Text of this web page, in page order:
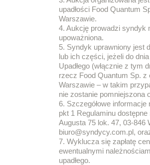
upadłości Food Quantum
Warszawie.
4. Aukcję prowadzi syndyk
upoważniona.
5. Syndyk uprawniony jest
lub ich części, jeżeli do
Upadłego (włącznie z tym
rzecz Food Quantum Sp. z
Warszawie – w takim
nie zostanie pomniejszona
6. Szczegółowe
pkt 1 Regulaminu
Augusta 75 lok. 47, 03-846
biuro@syndycy.com.pl,
7. Wyklucza się zapłatę
ewentualnymi
upadłego.